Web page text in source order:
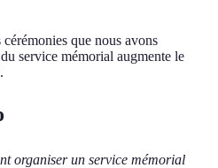
cérémonies que nous avons
service mémorial augmente le
organiser un service mémorial